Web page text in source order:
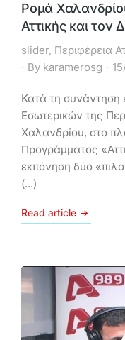
Ρομά
Αττικής και τον
slider, Περιφέρεια
By karamerosg
Κατά τη συνάντηση
Εσωτερικών της
Χαλανδρίου, στο
Προγράμματος
εκπόνηση δύο
(...)
Read article